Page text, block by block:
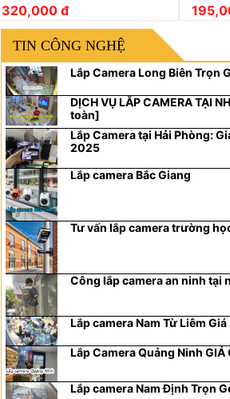
320,000 đ
TIN CÔNG NGHỆ
Lắp Camera Long Biên Trọn
DỊCH VỤ LẮP CAMERA TẠI
toàn]
Lắp Camera tại Hải Phòng:
2025
Lắp camera Bắc Giang
Tư vấn lắp camera trường
Công lắp camera an ninh tại
Lắp camera Nam Từ Liêm
Lắp Camera Quảng Ninh GIÁ
Lắp camera Nam Định Trọn